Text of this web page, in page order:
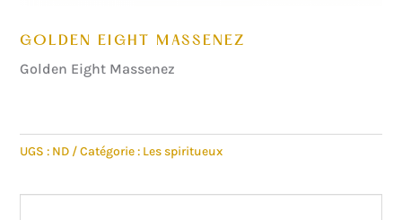
GOLDEN EIGHT MASSENEZ
Golden Eight Massenez
UGS : ND Catégorie : Les spiritueux